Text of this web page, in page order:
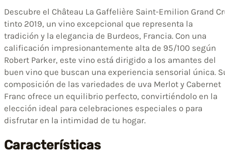
Descubre el Château La Gaffelière Saint-Emilion Grand
tinto 2019, un vino excepcional que representa la
tradición y la elegancia de Burdeos, Francia. Con una
calificación impresionantemente alta de 95/100 según
Robert Parker, este vino está dirigido a los amantes del
buen vino que buscan una experiencia sensorial única.
composición de las variedades de uva Merlot y Cabernet
Franc ofrece un equilibrio perfecto, convirtiéndolo en la
elección ideal para celebraciones especiales o para
disfrutar en la intimidad de tu hogar.
Características